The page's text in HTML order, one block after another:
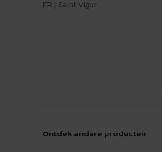
FR | Saint Vigor
Ontdek andere producten